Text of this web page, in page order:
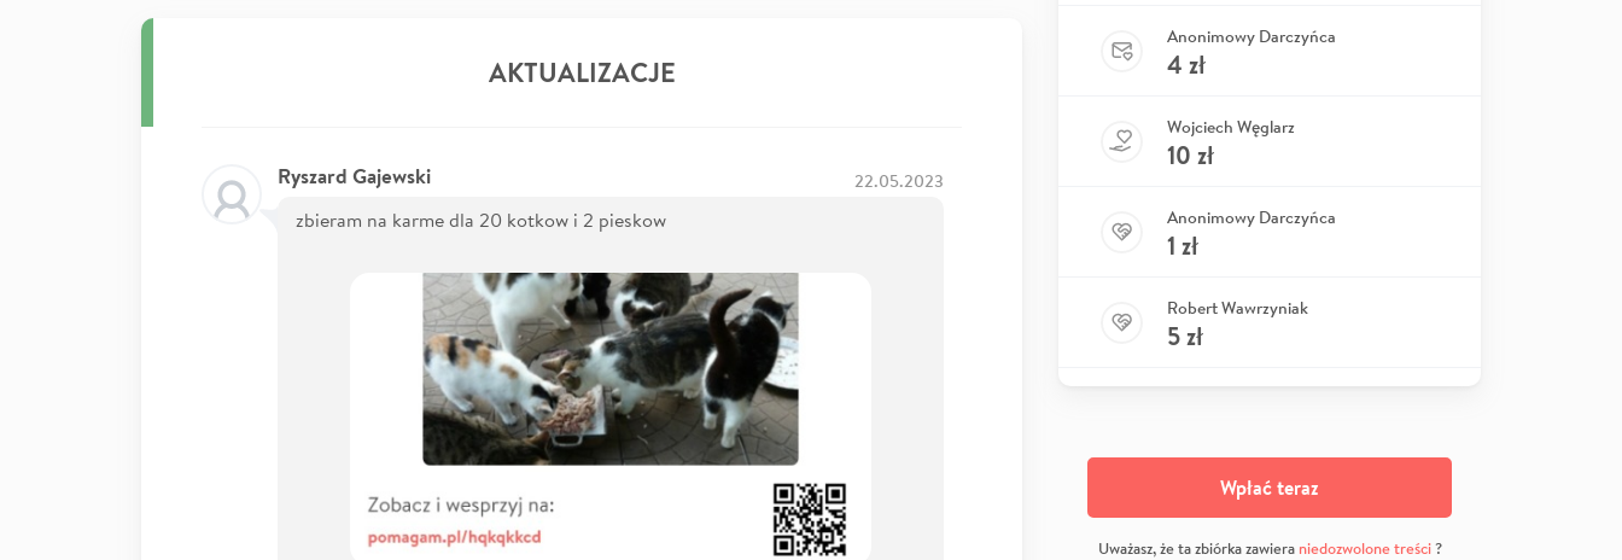
AKTUALIZACJE
Ryszard Gajewski 22.05.2023
zbieram na karme dla 20 kotkow i 2 pieskow
Anonimowy Darczyńca
4 zł
Wojciech Węglarz
10 zł
Anonimowy Darczyńca
1 zł
Robert Wawrzyniak
5zł
Wpłać teraz
Uważasz, że ta zbiórka zawiera niedozwolone treści?